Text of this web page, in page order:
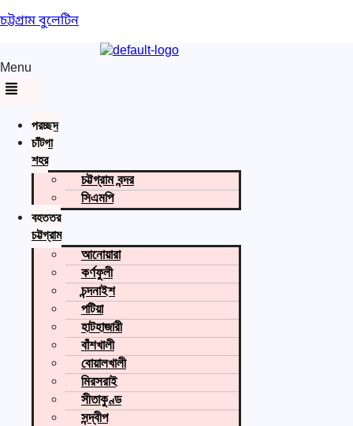
চট্টগ্রাম বুলেটিন
Menu
প্রচ্ছদ
চাঁটগা
শহর
চট্টগ্রাম বন্দর
সিএমপি
বৃহত্তর
চট্টগ্রাম
আনোয়ারা
কর্ণফুলী
চন্দনাইশ
পটিয়া
হাটহাজারী
বাঁশখালী
বোয়ালখালী
মিরসরাই
সীতাকুণ্ড
সন্দ্বীপ